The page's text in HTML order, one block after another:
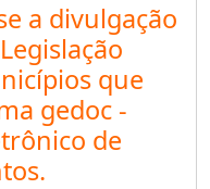
a divulgação
que
gedoc -
de